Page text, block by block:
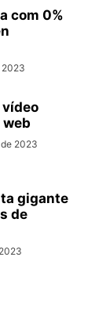
com 0%
2023
2023
gigante
de